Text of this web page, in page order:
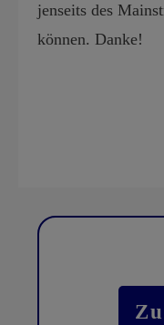
jenseits des
können. Danke!